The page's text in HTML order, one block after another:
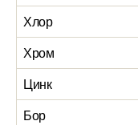
Хлор
Хром
Цинк
Бор